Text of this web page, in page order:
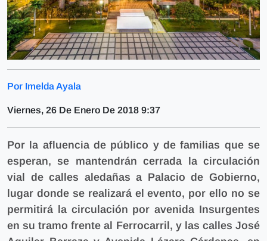
Por Imelda Ayala
Viernes, 26 De Enero De 2018 9:37
Por la afluencia de público y de familias que se
esperan, se mantendrán cerrada la circulación
vial de calles aledañas a Palacio de Gobierno,
lugar donde se realizará el evento, por ello no se
permitirá la circulación poravenida Insurgentes
en su tramo frente al Ferrocarril, y las calles José